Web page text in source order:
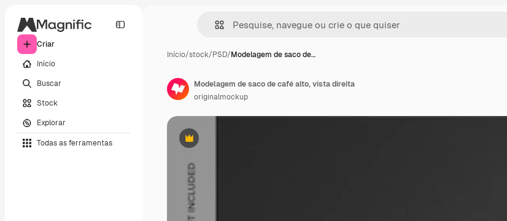
Criar
Início
Buscar
Stock
Explorar
Todas as ferramentas
Início/stock/PSD/Modelagem de saco de…
Premium
Modelagem de saco de café alto, vista direita
originalmockup